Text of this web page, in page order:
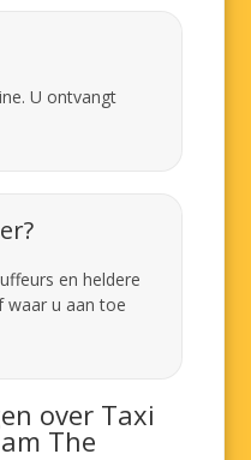
U ontvangt
en heldere
waar u aan toe
over Taxi
The